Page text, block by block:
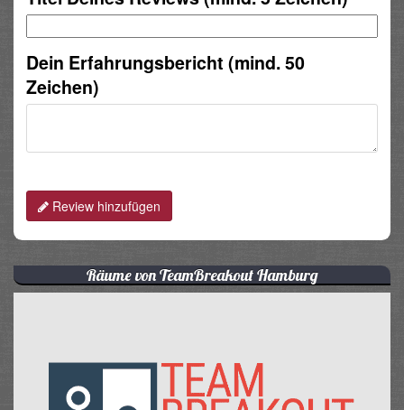
Dein Erfahrungsbericht (mind. 50
Zeichen)
Review hinzufügen
Räume von TeamBreakout Hamburg